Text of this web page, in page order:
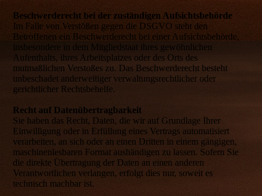
Beschwerderecht bei der zuständigen Aufsichtsbehörde
Im Falle von Verstößen gegen die DSGVO steht den
Betroffenen ein Beschwerderecht bei einer Aufsichtsbehörde,
insbesondere in dem Mitgliedstaat ihres gewöhnlichen
Aufenthalts, ihres Arbeitsplatzes oder des Orts des
mutmaßlichen Verstoßes zu. Das Beschwerderecht besteht
unbeschadet anderweitiger verwaltungsrechtlicher oder
gerichtlicher Rechtsbehelfe.
Recht auf Datenübertragbarkeit
Sie haben das Recht, Daten, die wir auf Grundlage Ihrer
Einwilligung oder in Erfüllung eines Vertrags automatisiert
verarbeiten, an sich oder an einen Dritten in einem gängigen,
maschinenlesbaren Format aushändigen zu lassen. Sofern Sie
die direkte Übertragung der Daten an einen anderen
Verantwortlichen verlangen, erfolgt dies nur, soweit es
technisch machbar ist.